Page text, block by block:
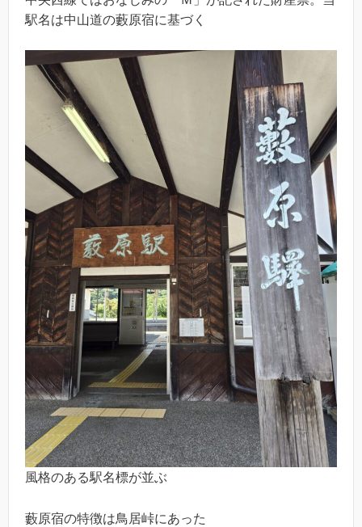
駅名は中山道の藪原宿に基づく
風格のある駅名標が並ぶ
藪原宿の特徴は鳥居峠にあった